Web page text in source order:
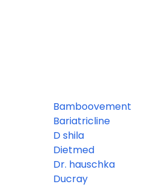
Bamboovement
Bariatricline
D shila
Dietmed
Dr. hauschka
Ducray